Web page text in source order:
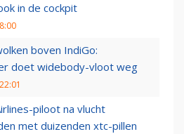
in de cockpit
boven IndiGo:
doet widebody-vloot weg
piloot na vlucht
met duizenden xtc-pillen